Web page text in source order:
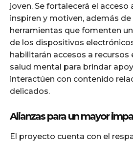
joven. Se fortalecerá el acceso
inspiren y motiven, además
herramientas que fomenten
de los dispositivos
habilitarán accesos a recursos
salud mental para brindar
interactúen con contenido
delicados.
Alianzas para un mayor
El proyecto cuenta con el